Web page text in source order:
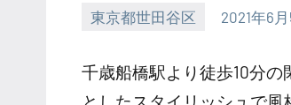
東京都世田谷区 2021年6
千歳船橋駅より徒歩10分